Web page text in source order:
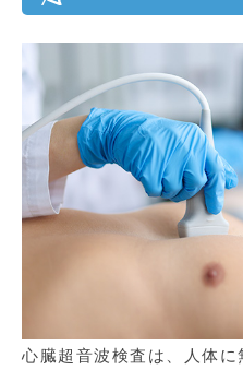
心臓超音波検査は、人体